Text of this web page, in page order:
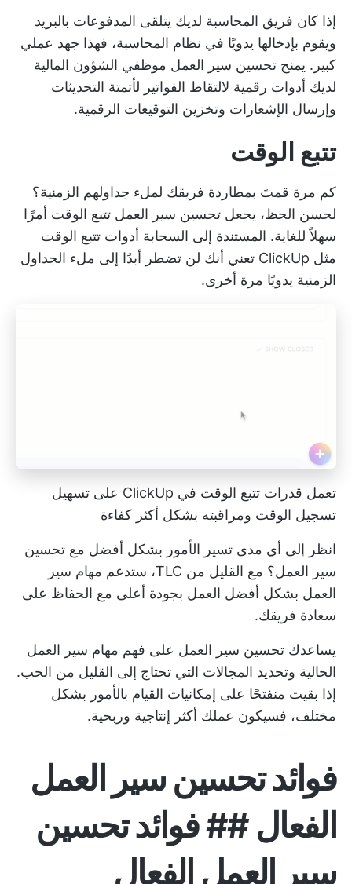
إذا كان فريق المحاسبة لديك يتلقى المدفوعات بالبريد
ويقوم بإدخالها يدويًا في نظام المحاسبة، فهذا جهد عملي
كبير. يمنح تحسين سير العمل موظفي الشؤون المالية
لديك أدوات رقمية لالتقاط الفواتير لأتمتة التحديثات
وإرسال الإشعارات وتخزين التوقيعات الرقمية.
تتبع الوقت
كم مرة قمتَ بمطاردة فريقك لملء جداولهم الزمنية؟
لحسن الحظ، يجعل تحسين سير العمل تتبع الوقت أمرًا
سهلاً للغاية. المستندة إلى السحابة أدوات تتبع الوقت
مثل ClickUp
تعني أنك لن تضطر أبدًا إلى ملء الجداول
الزمنية يدويًا مرة أخرى.
تعمل قدرات تتبع الوقت في ClickUp على تسهيل
تسجيل الوقت ومراقبته بشكل أكثر كفاءة
انظر إلى أي مدى تسير الأمور بشكل أفضل مع تحسين
سير العمل؟ مع القليل من TLC، ستدعم مهام سير
العمل بشكل أفضل العمل بجودة أعلى مع الحفاظ على
سعادة فريقك.
يساعدك تحسين سير العمل على فهم مهام سير العمل
الحالية وتحديد المجالات التي تحتاج إلى القليل من الحب.
إذا بقيت منفتحًا على إمكانيات القيام بالأمور بشكل
مختلف، فسيكون عملك أكثر إنتاجية وربحية.
فوائد تحسين سير العمل
الفعال ## فوائد تحسين
سير العمل الفعال